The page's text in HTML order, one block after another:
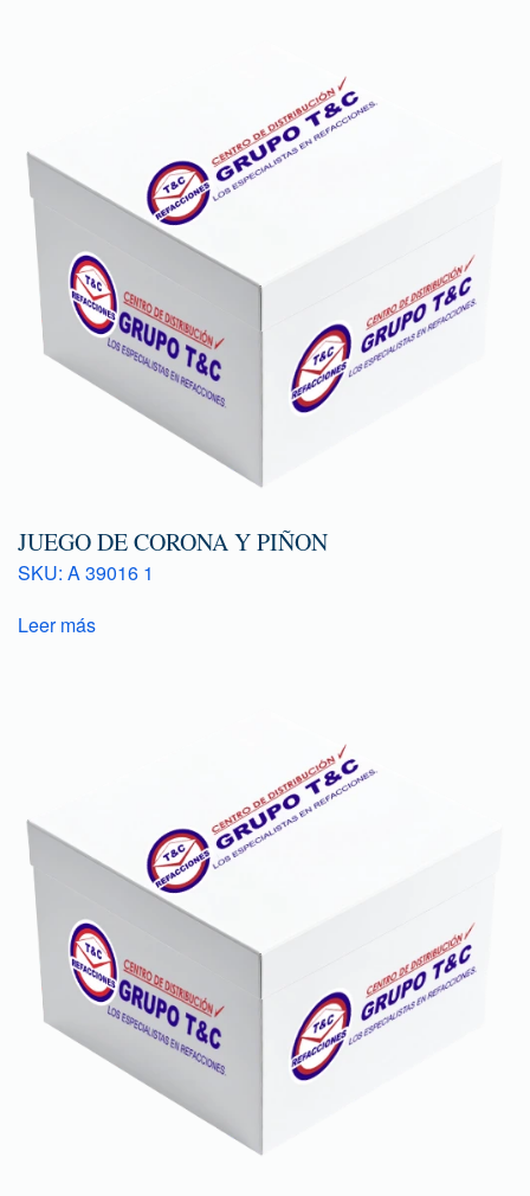
JUEGO DE CORONA Y PIÑON
SKU: A 39016 1
Leer más